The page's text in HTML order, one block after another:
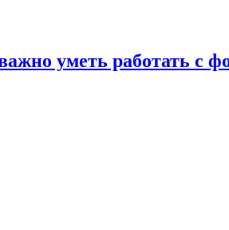
уметь работать с